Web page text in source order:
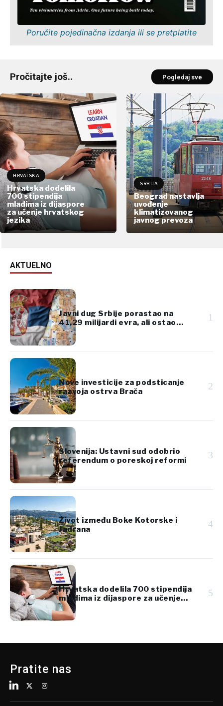
Poručite pojedinačna izdanja ili se pretplatite
Pročitajte još.. Pogledaj sve
HRVATSKA
Hrvatska dodelila
700 stipendija
mladima iz dijaspore
za učenje hrvatskog
jezika
SRBIJA
Beograd nastavlja
uvođenje
klimatizovanog
javnog prevoza
AKTUELNO
Javni dug Srbije porastao na
41,29 milijardi evra, ali ostao
ispod 45% BDP-a
1
Nove investicije za podsticanje
razvoja ostrva Brača
2
Slovenija: Ustavni sud odobrio
referendum o poreskoj reformi
3
Život između Boke Kotorske i
Jadrana
4
Hrvatska dodelila 700 stipendija
mladima iz dijaspore za učenje
hrvatskog jezika
5
Pratite nas